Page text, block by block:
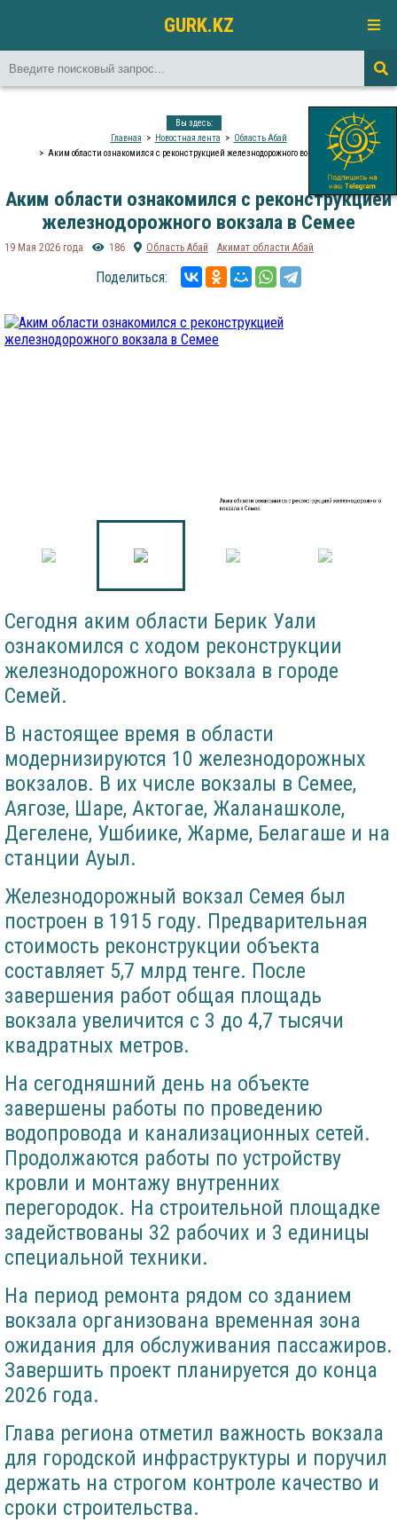
GURK.KZ
Вы здесь:
Главная
Новостная лента
Область Абай
Аким области ознакомился с реконструкцией железнодорожного вокзала в Семее
Аким области ознакомился с реконструкцией
железнодорожного вокзала в Семее
19 Мая 2026 года 186 Область Абай Акимат области Абай
Поделиться:
Аким области ознакомился с реконструкцией железнодорожного
вокзала в Семее
Сегодня аким области Берик Уали
ознакомился с ходом реконструкции
железнодорожного вокзала в городе
Семей.
В настоящее время в области
модернизируются 10 железнодорожных
вокзалов. В их числе вокзалы в Семее,
Аягозе, Шаре, Актогае, Жаланашколе,
Дегелене, Ушбиике, Жарме, Белагаше и на
станции Ауыл.
Железнодорожный вокзал Семея был
построен в 1915 году. Предварительная
стоимость реконструкции объекта
составляет 5,7 млрд тенге. После
завершения работ общая площадь
вокзала увеличится с 3 до 4,7 тысячи
квадратных метров.
На сегодняшний день на объекте
завершены работы по проведению
водопровода и канализационных сетей.
Продолжаются работы по устройству
кровли и монтажу внутренних
перегородок. На строительной площадке
задействованы 32 рабочих и 3 единицы
специальной техники.
На период ремонта рядом со зданием
вокзала организована временная зона
ожидания для обслуживания пассажиров.
Завершить проект планируется до конца
2026 года.
Глава региона отметил важность вокзала
для городской инфраструктуры и поручил
держать на строгом контроле качество и
сроки строительства.